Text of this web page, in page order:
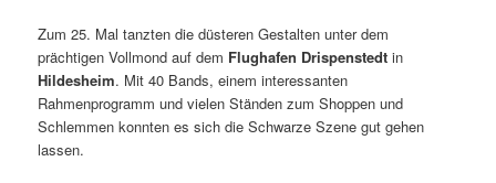
Zum 25. Mal tanzten die düsteren Gestalten unter dem
prächtigen Vollmond auf dem Flughafen Drispenstedt in
Hildesheim. Mit 40 Bands, einem interessanten
Rahmenprogramm und vielen Ständen zum Shoppen und
Schlemmen konnten es sich die Schwarze Szene gut gehen
lassen.